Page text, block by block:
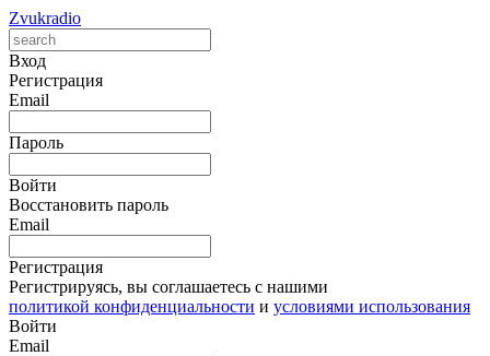
Zvukradio
Вход
Регистрация
Email
Пароль
Войти
Восстановить пароль
Email
Регистрация
Регистрируясь, вы соглашаетесь с нашими
политикой конфиденциальности и условиями использования
Войти
Email